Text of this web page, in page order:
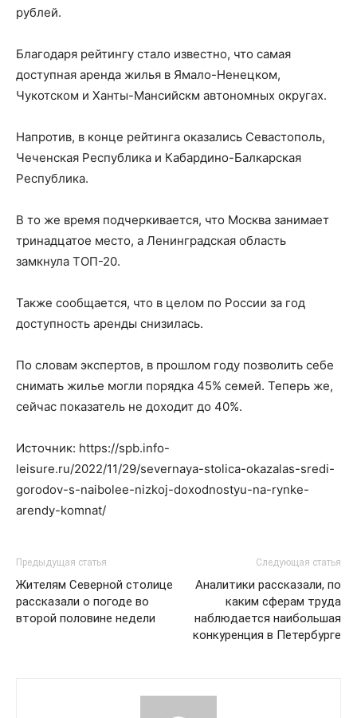
рублей.
Благодаря рейтингу стало известно, что самая
доступная аренда жилья в Ямало-Ненецком,
Чукотском и Ханты-Мансийскм автономных округах.
Напротив, в конце рейтинга оказались Севастополь,
Чеченская Республика и Кабардино-Балкарская
Республика.
В то же время подчеркивается, что Москва занимает
тринадцатое место, а Ленинградская область
замкнула ТОП-20.
Также сообщается, что в целом по России за год
доступность аренды снизилась.
По словам экспертов, в прошлом году позволить себе
снимать жилье могли порядка 45% семей. Теперь же,
сейчас показатель не доходит до 40%.
Источник: https://spb.info-
leisure.ru/2022/11/29/severnaya-stolica-okazalas-sredi-
gorodov-s-naibolee-nizkoj-doxodnostyu-na-rynke-
arendy-komnat/
Предыдущая статья
Жителям Северной столице
рассказали о погоде во
второй половине недели
Следующая статья
Аналитики рассказали, по
каким сферам труда
наблюдается наибольшая
конкуренция в Петербурге